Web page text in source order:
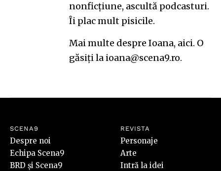
nonficțiune, ascultă podcasturi.
Îi plac mult pisicile.
Mai multe despre Ioana, aici. O
găsiți la ioana@scena9.ro.
SCENA9
Despre noi
Echipa Scena9
BRD și Scena9
REVISTA
Personaje
Arte
Intră la idei